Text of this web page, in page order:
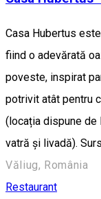
Casa Hubertus
fiind o adevărată
poveste, inspirat
potrivit atât pentru
(locația dispune de
vatră și livadă).
Văliug, România
Restaurant